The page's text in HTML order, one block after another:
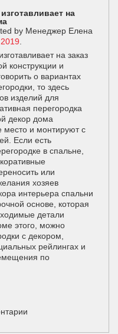
на
by Менеджер Елена
на заказ
конструкции и
о вариантах
то здесь
изделий для
перегородка
декор дома
место и монтируют с
Если есть
в спальне,
или
хозяев
интерьера спальни
основе, которая
детали
этого, можно
с декором,
рейлингах и
по